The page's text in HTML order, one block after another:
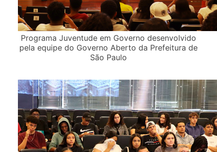
Programa Juventude em Governo desenvolvido
pela equipe do Governo Aberto da Prefeitura de
São Paulo